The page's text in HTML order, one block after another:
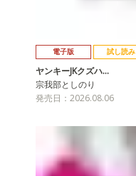
電子版 試し読み
ヤンキーJKクズハ…
宗我部としのり
発売日：2026.08.06